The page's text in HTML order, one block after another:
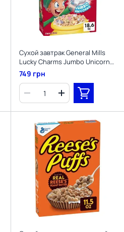
Сухой завтрак General Mills
Lucky Charms Jumbo Unicorns
with Marshmallows Family Size
527г
749 грн